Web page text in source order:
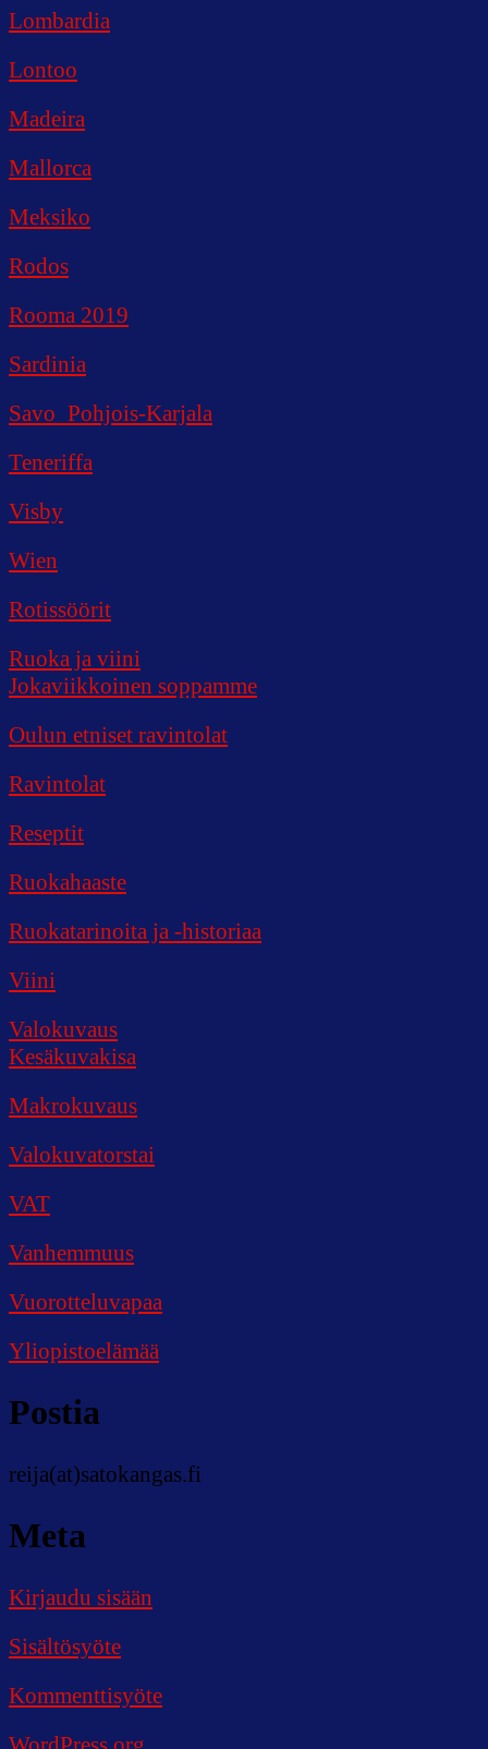
Lombardia
Lontoo
Madeira
Mallorca
Meksiko
Rodos
Rooma 2019
Sardinia
Savo_Pohjois-Karjala
Teneriffa
Visby
Wien
Rotissöörit
Ruoka ja viini
Jokaviikkoinen soppamme
Oulun etniset ravintolat
Ravintolat
Reseptit
Ruokahaaste
Ruokatarinoita ja -historiaa
Viini
Valokuvaus
Kesäkuvakisa
Makrokuvaus
Valokuvatorstai
VAT
Vanhemmuus
Vuorotteluvapaa
Yliopistoelämää
Postia
reija(at)satokangas.fi
Meta
Kirjaudu sisään
Sisältösyöte
Kommenttisyöte